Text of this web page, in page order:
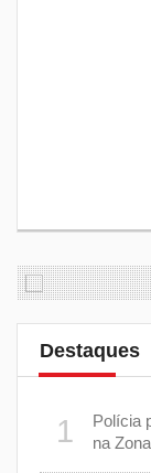
Destaques
1
Polícia
na